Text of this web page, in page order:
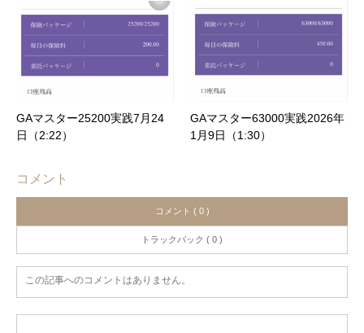
GAマスター25200実践7月24
日（2:22）
GAマスター63000実践2026年
1月9日（1:30）
コメント
コメント ( 0 )
トラックバック ( 0 )
この記事へのコメントはありません。